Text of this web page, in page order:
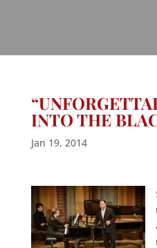
INTO THE
Jan 19, 2014